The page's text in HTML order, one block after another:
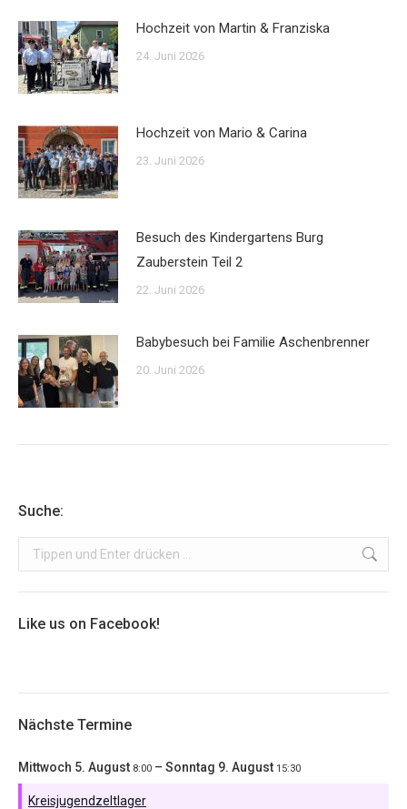
Hochzeit von Martin & Franziska
24. Juni 2026
Hochzeit von Mario & Carina
23. Juni 2026
Besuch des Kindergartens Burg
Zauberstein Teil 2
22. Juni 2026
Babybesuch bei Familie Aschenbrenner
20. Juni 2026
Suche:
Search:
Like us on Facebook!
Nächste Termine
Mittwoch 5. August 8:00 – Sonntag 9. August 15:30
Kreisjugendzeltlager